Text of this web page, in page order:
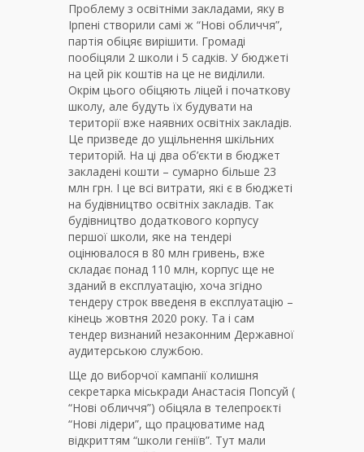
Проблему з освітніми закладами, яку в
Ірпені створили самі ж “Нові обличчя”,
партія обіцяє вирішити. Громаді
пообіцяли 2 школи і 5 садків. У бюджеті
на цей рік коштів на це не виділили.
Окрім цього обіцяють ліцей і початкову
школу, але будуть їх будувати на
території вже наявних освітніх закладів.
Це призведе до ущільнення шкільних
територій. На ці два об’єкти в бюджет
закладені кошти – сумарно більше 23
млн грн. І це всі витрати, які є в бюджеті
на будівництво освітніх закладів. Так
будівництво додаткового корпусу
першої школи, яке на тендері
оцінювалося в 80 млн гривень, вже
складає понад 110 млн, корпус ще не
зданий в експлуатацію, хоча згідно
тендеру строк введеня в експлуатацію –
кінець жовтня 2020 року. Та і сам
тендер визнаний незаконним Державної
аудитерською службою.
Ще до виборчої кампанії колишня
секретарка міськради Анастасія Попсуй (
“Нові обличчя”) обіцяла в телепроєкті
“Нові лідери”, що працюватиме над
відкриттям “школи геніїв”. Тут мали